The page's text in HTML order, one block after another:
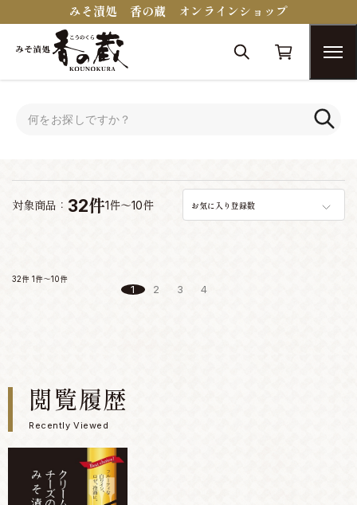
みそ漬処 香の蔵 オンラインショップ
対象商品： 32件1件～10件 お気に入り登録数
32件 1件～10件
1 2 3 4
閲覧履歴
Recently Viewed